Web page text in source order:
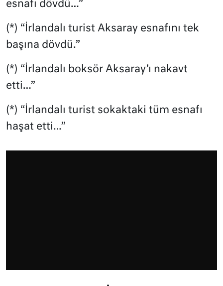
esnafı dövdü…”
(*) “İrlandalı turist Aksaray esnafını tek
başına dövdü.”
(*) “İrlandalı boksör Aksaray’ı nakavt
etti…”
(*) “İrlandalı turist sokaktaki tüm esnafı
haşat etti…”